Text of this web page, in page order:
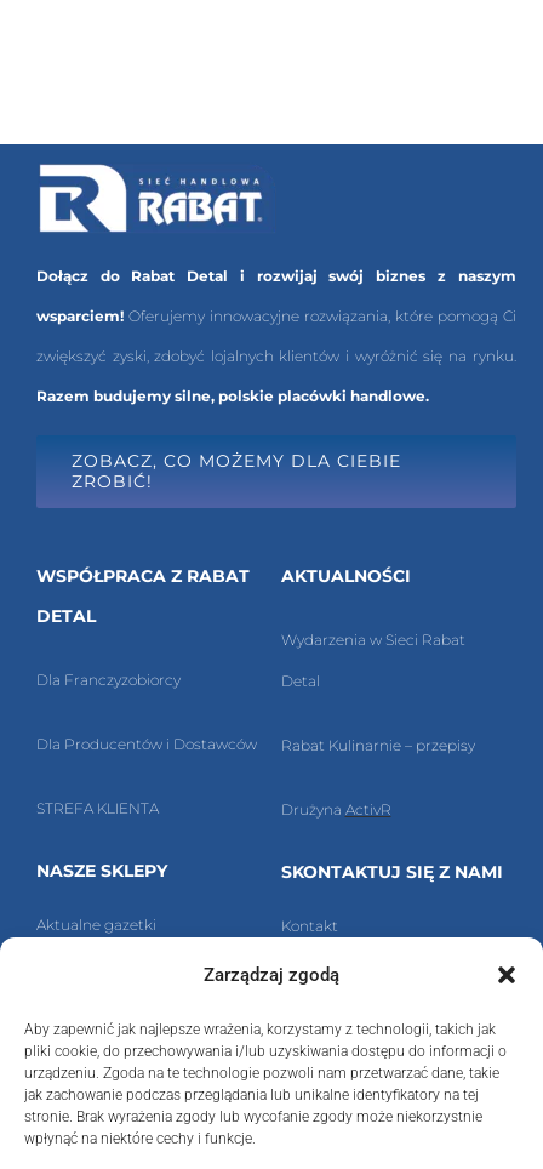
Zarządzaj zgodą
Aby zapewnić jak najlepsze wrażenia, korzystamy z technologii, takich jak
pliki cookie, do przechowywania i/lub uzyskiwania dostępu do informacji o
urządzeniu. Zgoda na te technologie pozwoli nam przetwarzać dane, takie
jak zachowanie podczas przeglądania lub unikalne identyfikatory na tej
stronie. Brak wyrażenia zgody lub wycofanie zgody może niekorzystnie
wpłynąć na niektóre cechy i funkcje.
Dołącz do Rabat Detal i rozwijaj swój biznes z naszym
wsparciem! Oferujemy innowacyjne rozwiązania, które pomogą Ci
zwiększyć zyski, zdobyć lojalnych klientów i wyróżnić się na rynku.
Razem budujemy silne, polskie placówki handlowe.
ZOBACZ, CO MOŻEMY DLA CIEBIE
ZROBIĆ!
WSPÓŁPRACA Z RABAT
DETAL
Dla Franczyzobiorcy
Dla Producentów i Dostawców
STREFA KLIENTA
NASZE SKLEPY
Aktualne gazetki
AKTUALNOŚCI
Wydarzenia w Sieci Rabat
Detal
Rabat Kulinarnie – przepisy
Drużyna ActivR
SKONTAKTUJ SIĘ Z NAMI
Kontakt
Polityka prywatności
Rabat Detal Sp. z o.o.
ul. Kossutha 6,40-832 Katowice
NIP:6342410891 ,REGON:276988150